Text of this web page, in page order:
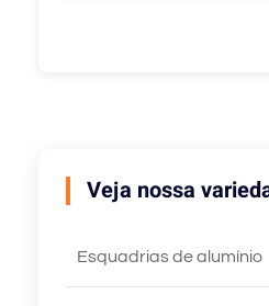
Veja nossa
Esquadrias de alumínio